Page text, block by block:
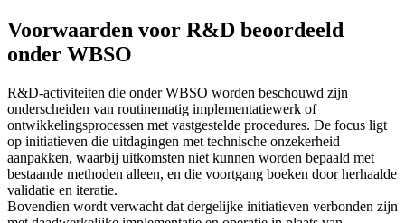
Voorwaarden voor R&D beoordeeld
onder WBSO
R&D-activiteiten die onder WBSO worden beschouwd zijn
onderscheiden van routinematig implementatiewerk of
ontwikkelingsprocessen met vastgestelde procedures. De focus ligt
op initiatieven die uitdagingen met technische onzekerheid
aanpakken, waarbij uitkomsten niet kunnen worden bepaald met
bestaande methoden alleen, en die voortgang boeken door herhaalde
validatie en iteratie.
Bovendien wordt verwacht dat dergelijke initiatieven verbonden zijn